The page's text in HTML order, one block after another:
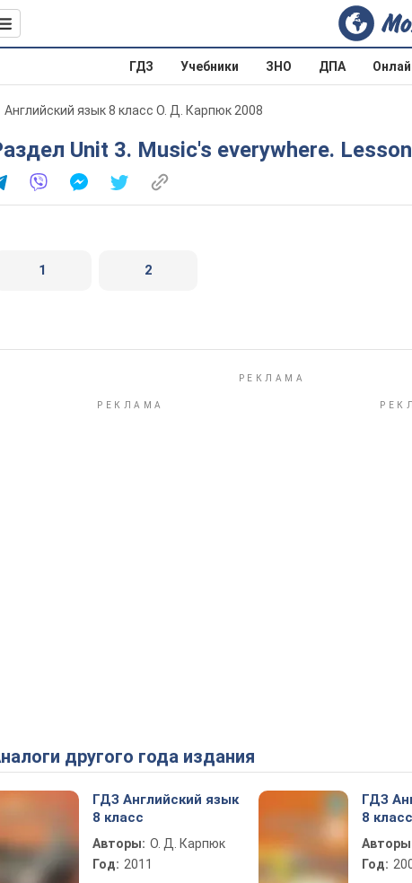
ГДЗ Учебники ЗНО ДПА
Английский язык 8 класс О. Д. Карпюк 2008
Раздел Unit 3. Music's everywhere.
1 2
Аналоги другого года издания
ГДЗ Английский язык
8 класс
Авторы: О. Д. Карпюк
Год: 2011
ГДЗ
8 класс
Год: